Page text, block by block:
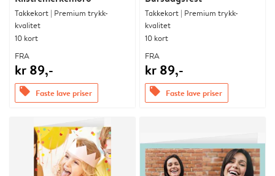
Takkekort | Premium trykk-
kvalitet
10 kort
FRA
kr 89,-
offers Faste lave priser
Takkekort | Premium trykk-
kvalitet
10 kort
FRA
kr 89,-
offers Faste lave priser